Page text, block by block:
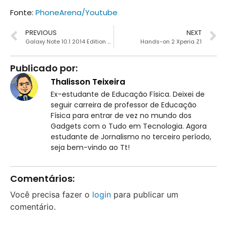
Fonte: PhoneArena/Youtube
PREVIOUS
Galaxy Note 10.1 2014 Edition é apresentado
NEXT
Hands-on 2 Xperia Z1
Publicado por:
Thalisson Teixeira
Ex-estudante de Educação Física. Deixei de
seguir carreira de professor de Educação
Física para entrar de vez no mundo dos
Gadgets com o Tudo em Tecnologia. Agora
estudante de Jornalismo no terceiro período,
seja bem-vindo ao Tt!
Comentários:
Você precisa fazer o login para publicar um
comentário.